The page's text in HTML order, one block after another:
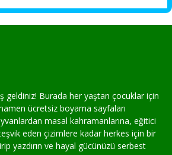
geldiniz! Burada her yaştan çocuklar için
ücretsiz boyama sayfaları
masal kahramanlarına, eğitici
teşvik eden çizimlere kadar herkes için bir
yazdırın ve hayal gücünüzü serbest